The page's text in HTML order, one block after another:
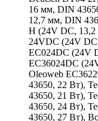
16 мм, DIN
12,7 мм, DIN
H (24V DC,
24VDC (24V
EC024DC (24V
EC36024DC
Oleoweb
43650, 22 Вт),
43650, 21 Вт),
43650, 24 Вт),
43650, 27 Вт),